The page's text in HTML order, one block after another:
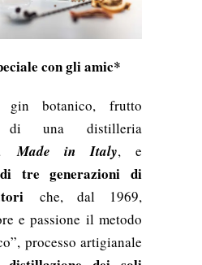
con gli amic*
botanico, frutto
di una distilleria
Made in Italy, e
di tre generazioni di
che, dal 1969,
e passione il metodo
processo artigianale